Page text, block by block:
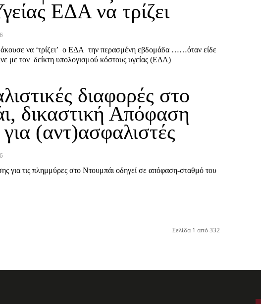
ΕΔΑ να τρίζει
να ‘τρίζει’ ο ΕΔΑ την περασμένη εβδομάδα ……όταν είδε
με τον δείκτη υπολογισμού κόστους υγείας (ΕΔΑ)
διαφορές στο
δικαστική Απόφαση
(αντ)ασφαλιστές
για τις πλημμύρες στο Ντουμπάι οδηγεί σε απόφαση-σταθμό του
Σελίδα 1 από 332